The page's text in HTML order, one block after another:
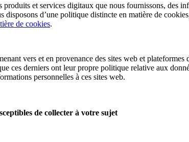
et services digitaux que nous fournissons, des
disposons d’une politique distincte en matière de
de cookies.
vers et en provenance des sites web et
ces derniers ont leur propre politique relative aux
personnelles à ces sites web.
de collecter à votre sujet